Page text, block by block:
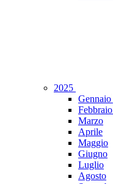
2025
Gennaio
Febbraio
Marzo
Aprile
Maggio
Giugno
Luglio
Agosto